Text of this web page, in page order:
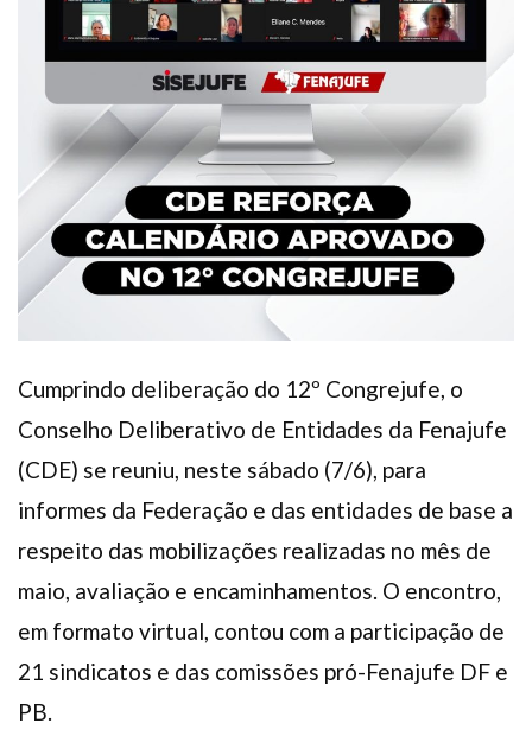
Cumprindo deliberação do 12º Congrejufe, o
Conselho Deliberativo de Entidades da Fenajufe
(CDE) se reuniu, neste sábado (7/6), para
informes da Federação e das entidades de base a
respeito das mobilizações realizadas no mês de
maio, avaliação e encaminhamentos. O encontro,
em formato virtual, contou com a participação de
21 sindicatos e das comissões pró-Fenajufe DF e
PB.